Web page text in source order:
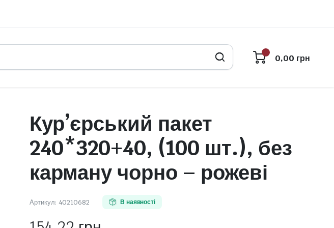
0,00 грн
Кур’єрський пакет
240*320+40, (100 шт.), без
карману чорно – рожеві
Артикул: 40210682 В наявності